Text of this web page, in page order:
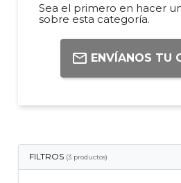
Sea el primero en hacer
sobre esta categoría.
ENVÍANOS TU
FILTROS (3 productos)